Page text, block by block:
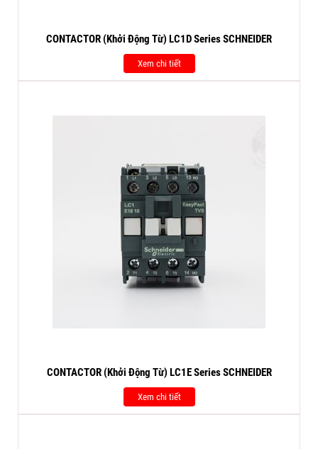
CONTACTOR (Khởi Động Từ) LC1D Series SCHNEIDER
Xem chi tiết
CONTACTOR (Khởi Động Từ) LC1E Series SCHNEIDER
Xem chi tiết